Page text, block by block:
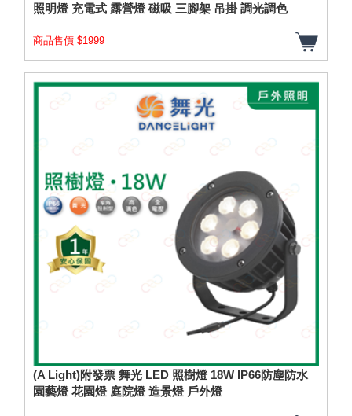
照明燈 充電式 露營燈 磁吸 三腳架 吊掛 調光調色
商品售價 $1999
(A Light)附發票 舞光 LED 照樹燈 18W IP66防塵防水
園藝燈 花園燈 庭院燈 造景燈 戶外燈